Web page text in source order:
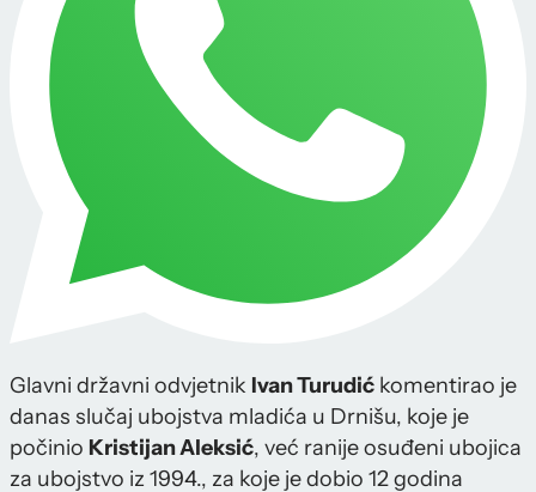
Glavni državni odvjetnik Ivan Turudić komentirao je
danas slučaj ubojstva mladića u Drnišu, koje je
počinio Kristijan Aleksić, već ranije osuđeni ubojica
za ubojstvo iz 1994., za koje je dobio 12 godina